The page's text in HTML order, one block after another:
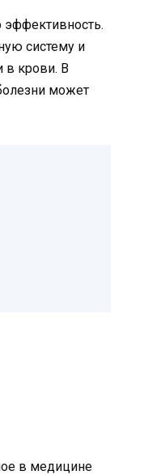
эффективность.
систему и
в крови. В
может
в медицине